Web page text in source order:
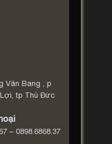
Văn Bang , p
tp Thủ Đức
– 0898.6868.37